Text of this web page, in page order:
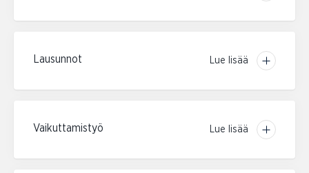
Lausunnot Lue lisää
Vaikuttamistyö Lue lisää